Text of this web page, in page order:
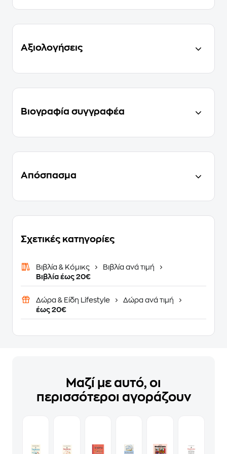
Αξιολογήσεις
Βιογραφία συγγραφέα
Απόσπασμα
Σχετικές κατηγορίες
Βιβλία & Κόμικς
Βιβλία ανά τιμή
Βιβλία έως 20€
Δώρα & Είδη Lifestyle
Δώρα ανά τιμή
έως 20€
Μαζί με αυτό, οι
περισσότεροι αγοράζουν